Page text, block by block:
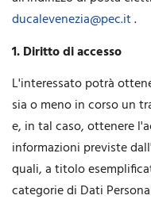
ducalevenezia@pec.it.
1. Diritto di accesso
L'interessato potrà
sia o meno in corso un
e, in tal caso, ottenere
informazioni previste
quali, a titolo
categorie di Dati